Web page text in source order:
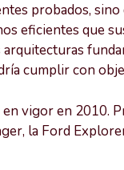
probados, sino
eficientes que
cumplir con
vigor en 2010.
la Ford